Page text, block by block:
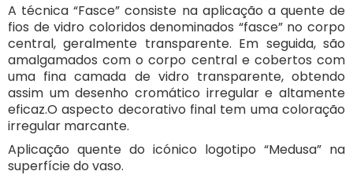
A técnica “Fasce” consiste na aplicação a quente de
fios de vidro coloridos denominados “fasce” no corpo
central, geralmente transparente. Em seguida, são
amalgamados com o corpo central e cobertos com
uma fina camada de vidro transparente, obtendo
assim um desenho cromático irregular e altamente
eficaz.O aspecto decorativo final tem uma coloração
irregular marcante.
Aplicação quente do icónico logotipo “Medusa” na
superfície do vaso.